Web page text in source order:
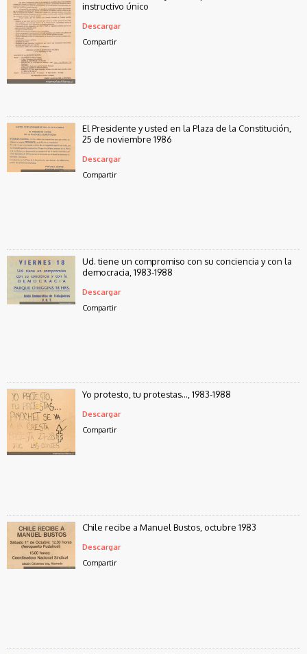
instructivo único
Descargar
Compartir
El Presidente y usted en la Plaza de la Constitución,
25 de noviembre 1986
Descargar
Compartir
Ud. tiene un compromiso con su conciencia y con la
democracia, 1983-1988
Descargar
Compartir
Yo protesto, tu protestas..., 1983-1988
Descargar
Compartir
Chile recibe a Manuel Bustos, octubre 1983
Descargar
Compartir